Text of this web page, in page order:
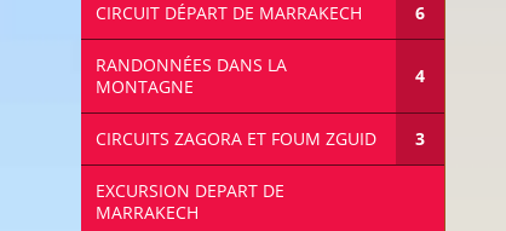
CIRCUIT DÉPART DE MARRAKECH
RANDONNÉES DANS LA
MONTAGNE
CIRCUITS ZAGORA ET FOUM ZGUID
EXCURSION DEPART DE
MARRAKECH